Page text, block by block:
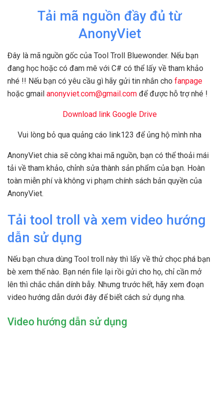
Tải mã nguồn đầy đủ từ
AnonyViet
Đây là mã nguồn gốc của Tool Troll Bluewonder. Nếu bạn
đang học hoặc có đam mê với C# có thể lấy về tham khảo
nhé !! Nếu bạn có yêu cầu gì hãy gửi tin nhắn cho fanpage
hoặc gmail anonyviet.com@gmail.com để được hỗ trợ nhé !
Download link Google Drive
Vui lòng bỏ qua quảng cáo link123 để ủng hộ mình nha
AnonyViet chia sẽ công khai mã nguồn, bạn có thể thoải mái
tải về tham khảo, chỉnh sửa thành sản phẩm của bạn. Hoàn
toàn miễn phí và không vi phạm chính sách bản quyền của
AnonyViet.
Tải tool troll và xem video hướng
dẫn sử dụng
Nếu bạn chưa dùng Tool troll này thì lấy về thử chọc phá bạn
bè xem thế nào. Bạn nén file lại rồi gửi cho họ, chỉ cần mở
lên thì chắc chắn dính bẫy. Nhưng trước hết, hãy xem đoạn
video hướng dẫn dưới đây để biết cách sử dụng nha.
Video hướng dẫn sử dụng